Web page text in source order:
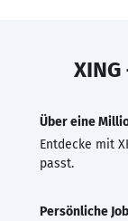
Über eine
Entdecke mit
passt.
Persönliche